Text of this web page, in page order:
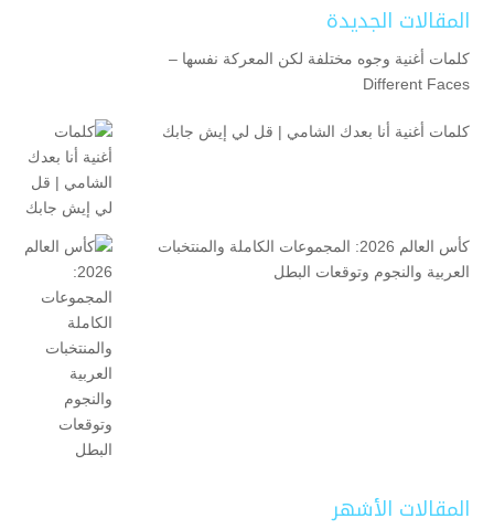
المقالات الجديدة
كلمات أغنية وجوه مختلفة لكن المعركة نفسها –
Different Faces
كلمات أغنية أنا بعدك الشامي | قل لي إيش جابك
كأس العالم 2026: المجموعات الكاملة والمنتخبات
العربية والنجوم وتوقعات البطل
المقالات الأشهر